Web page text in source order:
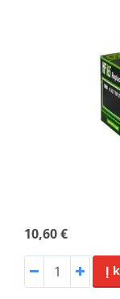
10,60 €
Į